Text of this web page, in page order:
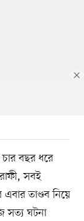
চার বছর ধরে
সবই
তাণ্ডব নিয়ে
সত্য ঘটনা